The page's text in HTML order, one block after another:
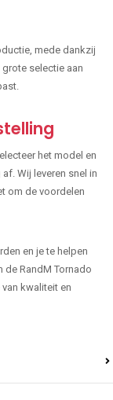
mede dankzij
selectie aan
het model en
Wij leveren snel in
om de voordelen
en je te helpen
de RandM Tornado
kwaliteit en